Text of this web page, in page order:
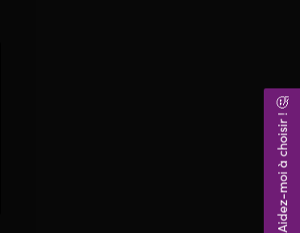
Aidez-moi à choisir ! 🤔